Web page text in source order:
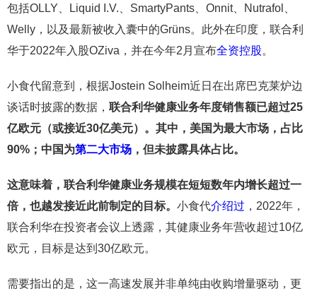
包括OLLY、Liquid I.V.、SmartyPants、Onnit、Nutrafol、
Welly，以及最新被收入囊中的Grüns。此外在印度，联合利
华于2022年入股OZiva，并在今年2月宣布全资控股。
小食代留意到，根据Jostein Solheim近日在出席巴克莱炉边
谈话时披露的数据， 联合利华健康业务年度销售额已超过25
亿欧元（或接近30亿美元）。其中，美国为最大市场，占比
90% ；中国为第二大市场 ，但未披露具体占比。
这意味着，联合利华健康业务规模在短短数年内增长超过一
倍，也越发接近此前制定的目标。 小食代介绍过 ，2022年，
联合利华在投资者会议上透露，其健康业务年营收超过10亿
欧元，目标是达到30亿欧元。
需要指出的是，这一高速发展并非单纯由收购增量驱动，更